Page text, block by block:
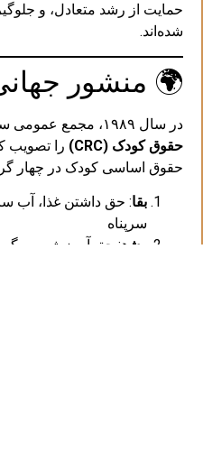
حمایت از رشد متعادل، و
شده‌اند.
🌍 منشور
در سال ۱۹۸۹، مجمع عمومی سازمان ملل متحد
حقوق کودک (CRC)
را تصویب
حقوق اساسی کودک در چهار
بقا: حق داشتن غذا، آب
سرپناه
رشد: حق آموزش،